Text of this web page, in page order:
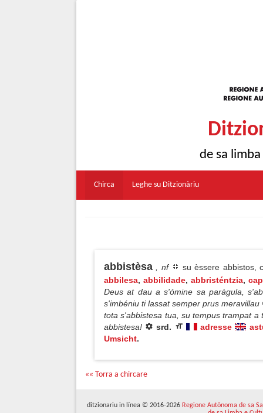
de sa
Chirca Leghe su Ditzionàriu
abbistèsa , nf
su èssere abbistos,
abbilesa, abbilidade, abbristéntzia,
Deus at dau a s'ómine sa paràgula,
s'imbéniu ti lassat semper prus
tota s'abbistesa tua, su tempus trampat
abbistesa!
srd. adresse
Umsicht.
«« Torra a chircare
ditzionariu in línea © 2016-2026 Regione Autònoma de sa